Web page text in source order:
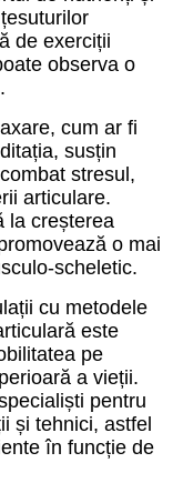
de exerciții
observa o
cum ar fi
susțin
stresul,
articulare.
la creșterea
o mai
scheletic.
cu metodele
este
pe
a vieții.
pentru
și tehnici, astfel
în funcție de